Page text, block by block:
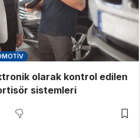
olarak kontrol edilen
sistemleri